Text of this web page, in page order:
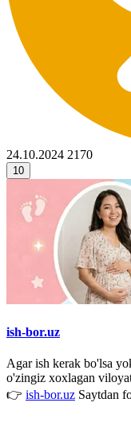
24.10.2024 2170
10
ish-bor.uz
Agar ish kerak bo'lsa
o'zingiz xoxlagan
👉 ish-bor.uz Saytdan